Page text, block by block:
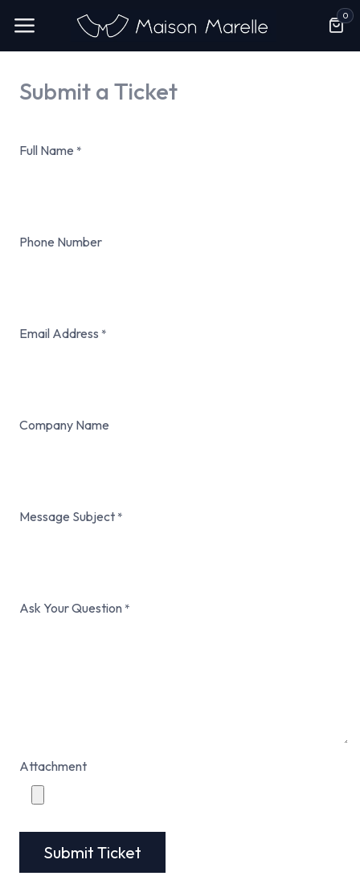
0
Submit a Ticket
Full Name *
Phone Number
Email Address *
Company Name
Message Subject *
Ask Your Question *
Attachment
Submit Ticket